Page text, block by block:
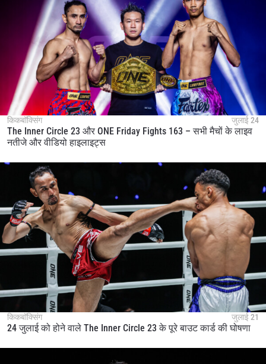
किकबॉक्सिंग जुलाई 24
The Inner Circle 23 और ONE Friday Fights 163 – सभी मैचों के लाइव
नतीजे और वीडियो हाइलाइट्स
किकबॉक्सिंग जुलाई 21
24 जुलाई को होने वाले The Inner Circle 23 के पूरे बाउट कार्ड की घोषणा